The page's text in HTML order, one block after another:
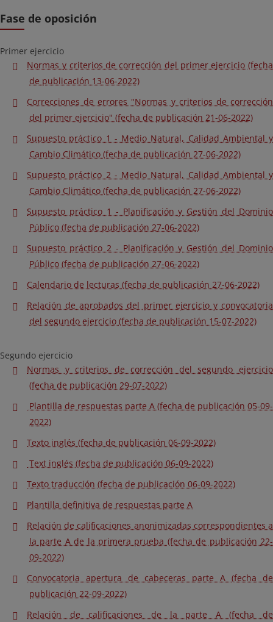
Fase de oposición
Primer ejercicio
Normas y criterios de corrección del primer ejercicio (fecha
de publicación 13-06-2022)
Correcciones de errores "Normas y criterios de corrección
del primer ejercicio" (fecha de publicación 21-06-2022)
Supuesto práctico 1 - Medio Natural, Calidad Ambiental y
Cambio Climático (fecha de publicación 27-06-2022)
Supuesto práctico 2 - Medio Natural, Calidad Ambiental y
Cambio Climático (fecha de publicación 27-06-2022)
Supuesto práctico 1 - Planificación y Gestión del Dominio
Público (fecha de publicación 27-06-2022)
Supuesto práctico 2 - Planificación y Gestión del Dominio
Público (fecha de publicación 27-06-2022)
Calendario de lecturas (fecha de publicación 27-06-2022)
Relación de aprobados del primer ejercicio y convocatoria
del segundo ejercicio (fecha de publicación 15-07-2022)
Segundo ejercicio
Normas y criterios de corrección del segundo ejercicio
(fecha de publicación 29-07-2022)
Plantilla de respuestas parte A (fecha de publicación 05-09-
2022)
Texto inglés (fecha de publicación 06-09-2022)
Text inglés (fecha de publicación 06-09-2022)
Texto traducción (fecha de publicación 06-09-2022)
Plantilla definitiva de respuestas parte A
Relación de calificaciones anonimizadas correspondientes a
la parte A de la primera prueba (fecha de publicación 22-
09-2022)
Convocatoria apertura de cabeceras parte A (fecha de
publicación 22-09-2022)
Relación de calificaciones de la parte A (fecha de